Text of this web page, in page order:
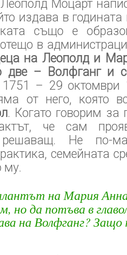
Моцарт
издава в
също е
в
на Леополд и
две – Волфганг и
– 29 октомври
от него, която
. Когато говорим за
че сам
решаващ. Не по-
семейната
му.
на Мария
но да потъва в
на Волфганг? Защо